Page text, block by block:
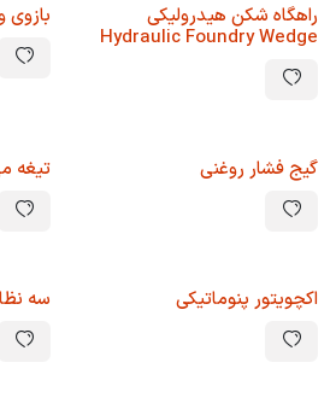
راهگاه شکن هیدرولیکی
Hydraulic Foundry Wedge
بازوی
گیج فشار روغنی
تیغه
اکچویتور پنوماتیکی سه